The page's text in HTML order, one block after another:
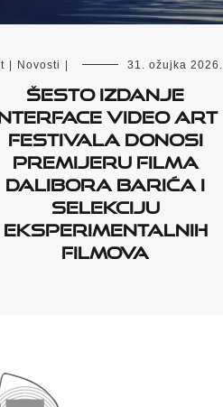
Novosti 31. ožujka 2026.
Šesto izdanje
Video Art
Festivala donosi
premijeru filma
Dalibora Barića i
selekciju
eksperimentalnih
filmova